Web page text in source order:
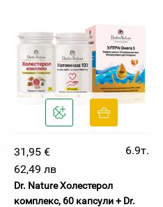
31,95 €
6.9т.
62,49 лв
Dr. Nature Холестерол
комплекс, 60 капсули + Dr.